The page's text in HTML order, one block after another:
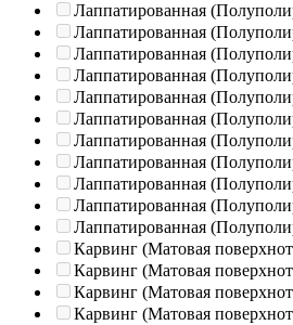
Лаппатированная
Лаппатированная
Лаппатированная
Лаппатированная
Лаппатированная
Лаппатированная
Лаппатированная
Лаппатированная
Лаппатированная
Лаппатированная
Лаппатированная
Карвинг (Матовая
Карвинг (Матовая
Карвинг (Матовая
Карвинг (Матовая